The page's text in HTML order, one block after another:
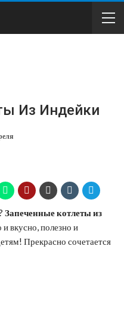
Из Индейки
Запеченные котлеты из
вкусно, полезно и
Прекрасно сочетается